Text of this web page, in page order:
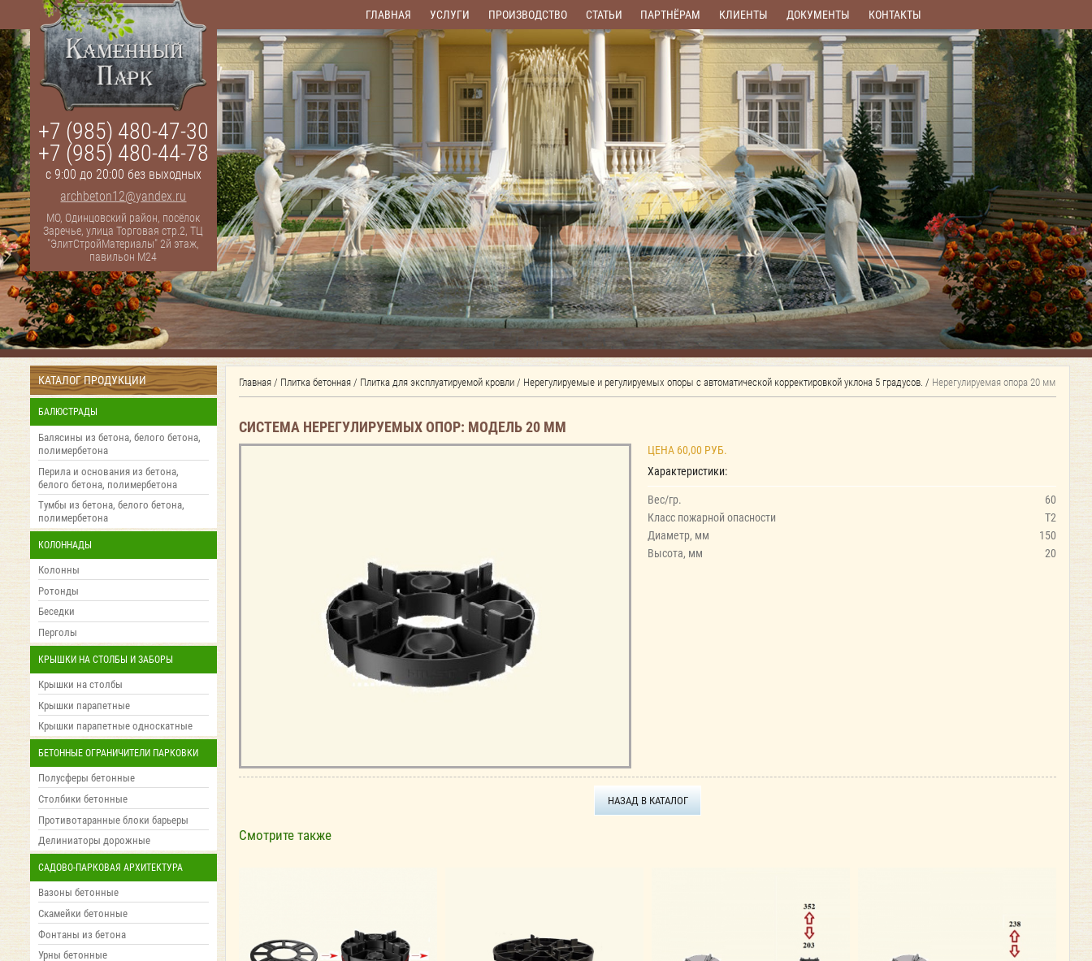
ГЛАВНАЯ УСЛУГИ ПРОИЗВОДСТВО СТАТЬИ ПАРТНЁРАМ КЛИЕНТЫ ДОКУМЕНТЫ КОНТАКТЫ
+7 (985) 480-47-30
+7 (985) 480-44-78
с 9:00 до 20:00 без выходных
archbeton12@yandex.ru
МО, Одинцовский район, посёлок
Заречье, улица Торговая стр.2, ТЦ
"ЭлитСтройМатериалы" 2й этаж,
павильон М24
КАТАЛОГ ПРОДУКЦИИ
БАЛЮСТРАДЫ
Балясины из бетона, белого бетона,
полимербетона
Перила и основания из бетона,
белого бетона, полимербетона
Тумбы из бетона, белого бетона,
полимербетона
КОЛОННАДЫ
Колонны
Ротонды
Беседки
Перголы
КРЫШКИ НА СТОЛБЫ И ЗАБОРЫ
Крышки на столбы
Крышки парапетные
Крышки парапетные односкатные
БЕТОННЫЕ ОГРАНИЧИТЕЛИ ПАРКОВКИ
Полусферы бетонные
Столбики бетонные
Противотаранные блоки барьеры
Делиниаторы дорожные
САДОВО-ПАРКОВАЯ АРХИТЕКТУРА
Вазоны бетонные
Скамейки бетонные
Фонтаны из бетона
Урны бетонные
Главная / Плитка бетонная / Плитка для эксплуатируемой кровли / Нерегулируемые и регулируемых опоры с автоматической корректировкой уклона 5 градусов. / Нерегулируемая опора 20 мм
СИСТЕМА НЕРЕГУЛИРУЕМЫХ ОПОР: МОДЕЛЬ 20 ММ
ЦЕНА 60,00 РУБ.
Характеристики:
60
Вес/гр.
Т2
Класс пожарной опасности
150
Диаметр, мм
20
Высота, мм
НАЗАД В КАТАЛОГ
Смотрите также